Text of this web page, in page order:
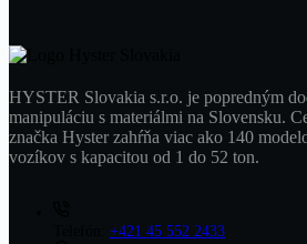
HYSTER Slovakia s.r.o. je popredným
manipuláciu s materiálmi na Slovensku.
značka Hyster zahŕňa viac ako 140
vozíkov s kapacitou od 1 do 52 ton.
+421 45 552 2433